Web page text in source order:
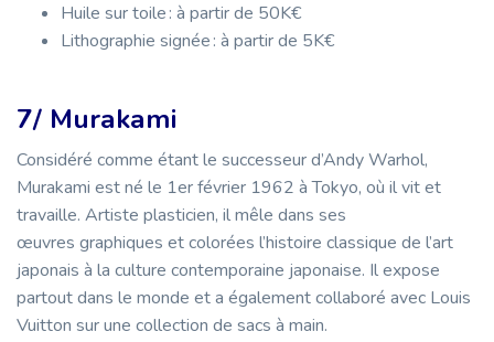
Huile sur toile : à partir de 50K€
Lithographie signée : à partir de 5K€
7/ Murakami
Considéré comme étant le successeur d’Andy Warhol,
Murakami est né le 1er février 1962 à Tokyo, où il vit et
travaille. Artiste plasticien, il mêle dans ses
œuvres graphiques et colorées l’histoire classique de l’art
japonais à la culture contemporaine japonaise. Il expose
partout dans le monde et a également collaboré avec Louis
Vuitton sur une collection de sacs à main.